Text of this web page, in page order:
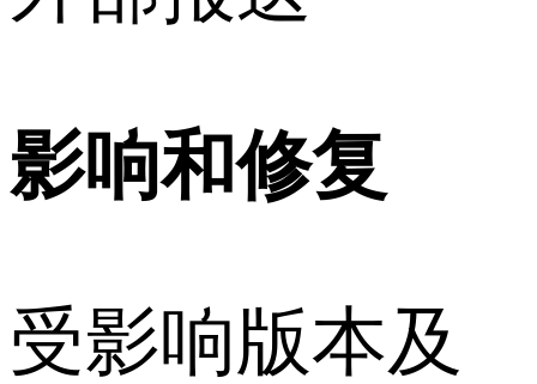
影响和修复
受影响版本及